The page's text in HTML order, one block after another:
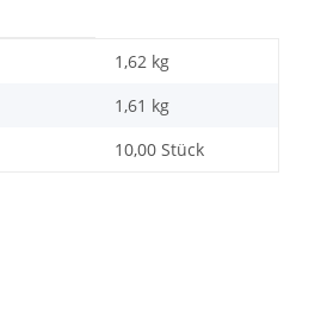
1,62 kg
1,61 kg
10,00 Stück